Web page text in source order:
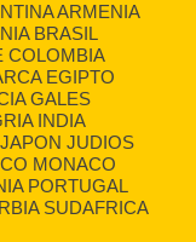
ARMENIA
BRASIL
COLOMBIA
EGIPTO
GALES
INDIA
JUDIOS
MONACO
PORTUGAL
SUDAFRICA